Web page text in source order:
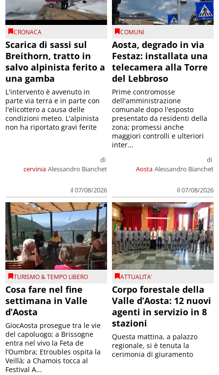
CRONACA
Scarica di sassi sul
Breithorn, tratto in
salvo alpinista ferito a
una gamba
cervinia
di
Alessandro Bianchet
il 07/08/2026
L'intervento è avvenuto in
parte via terra e in parte con
l'elicottero a causa delle
condizioni meteo. L'alpinista
non ha riportato gravi ferite
COMUNI
Aosta, degrado in via
Festaz: installata una
telecamera alla Torre
del Lebbroso
Aosta
di
Alessandro Bianchet
il 07/08/2026
Prime contromosse
dell'amministrazione
comunale dopo l'esposto
presentato da residenti della
zona; promessi anche
maggiori controlli e ulteriori
inter...
TURISMO & TEMPO LIBERO
Cosa fare nel fine
settimana in Valle
d’Aosta
GiocAosta prosegue tra le vie
del capoluogo; a Brissogne
entra nel vivo la Feta de
l’Oumbra; Etroubles ospita la
Veillà; a Chamois tocca al
Festival A...
ATTUALITA'
Corpo forestale della
Valle d’Aosta: 12 nuovi
agenti in servizio in 8
stazioni
Questa mattina, a palazzo
regionale, si è tenuta la
cerimonia di giuramento